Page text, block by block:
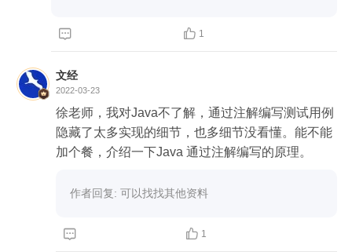
  1
文经
2022-03-23
徐老师，我对Java不了解，通过注解编写测试用例
隐藏了太多实现的细节，也多细节没看懂。能不能
加个餐，介绍一下Java 通过注解编写的原理。
作者回复: 可以找找其他资料
  1